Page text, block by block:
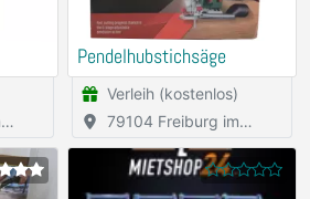
Pendelhubstichsäge
Verleih (kostenlos)
Breisgau